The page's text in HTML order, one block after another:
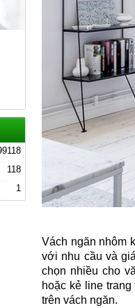
Vách ngăn nhôm
với nhu cầu và
chọn nhiều cho
hoặc kẻ line
trên vách ngăn.
118
1